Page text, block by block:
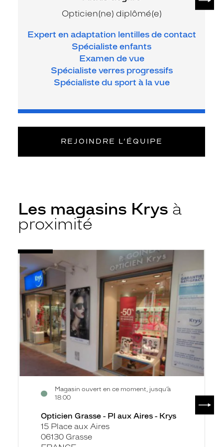
Opticien(ne) diplômé(e)
Expert en adaptation lentilles de contact
Spécialiste enfants
Examen de vue
Spécialiste verres progressifs
Spécialiste du sport à la vue
REJOINDRE L’ÉQUIPE
Les magasins Krys à
proximité
Opticien
Grasse
-
Pl
aux
Aires
Krys
Magasin ouvert en ce moment, jusqu’à
18:00
Voir
la
fiche
Opticien Grasse - Pl aux Aires - Krys
15 Place aux Aires
06130 Grasse